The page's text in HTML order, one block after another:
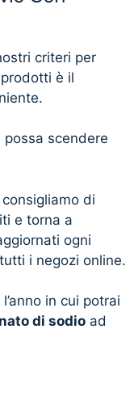
criteri per
è il
possa scendere
di
e torna a
ogni
i negozi online.
in cui potrai
di sodio ad